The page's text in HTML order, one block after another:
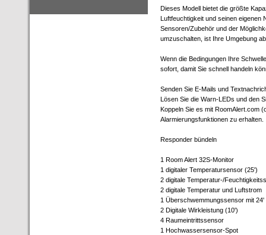
Dieses Modell bietet die größte
Luftfeuchtigkeit und seinen eigenen
Sensoren/Zubehör und der
umzuschalten, ist Ihre Umgebung
Wenn die Bedingungen Ihre
sofort, damit Sie schnell handeln
Senden Sie E-Mails und
Lösen Sie die Warn-LEDs und den
Koppeln Sie es mit RoomAlert.com
Alarmierungsfunktionen zu erhalten.
Responder bündeln
1 Room Alert 32S-Monitor
1 digitaler Temperatursensor (25')
2 digitale Temperatur-/
2 digitale Temperatur und Luftstrom
1 Überschwemmungssensor mit 24'
2 Digitale Wirkleistung (10')
4 Raumeintrittssensor
1 Hochwassersensor-Spot